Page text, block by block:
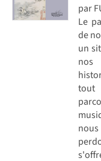
par
Le
de
un
tout